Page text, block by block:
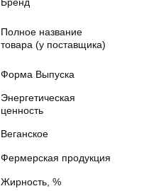
Полное название
товара (у поставщика)
Форма Выпуска
Энергетическая
ценность
Веганское
Фермерская продукция
Жирность, %